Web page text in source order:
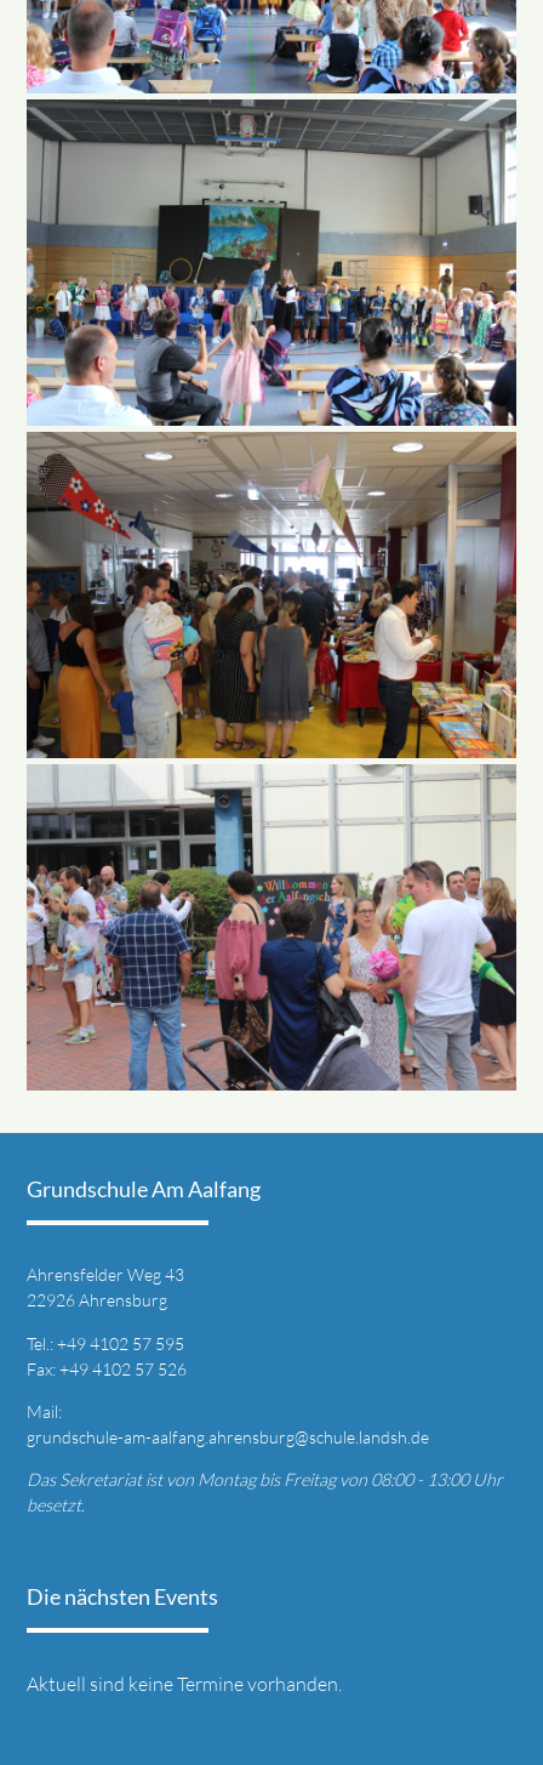
Grundschule Am Aalfang
Ahrensfelder Weg 43
22926 Ahrensburg
Tel.: +494102 57 595
Fax: +49 4102 57 526
Mail:
grundschule-am-aalfang.ahrensburg@schule.landsh.de
Das Sekretariat ist von Montag bis Freitag von 08:00 - 13:00 Uhr
besetzt.
Die nächsten Events
Aktuell sind keine Termine vorhanden.